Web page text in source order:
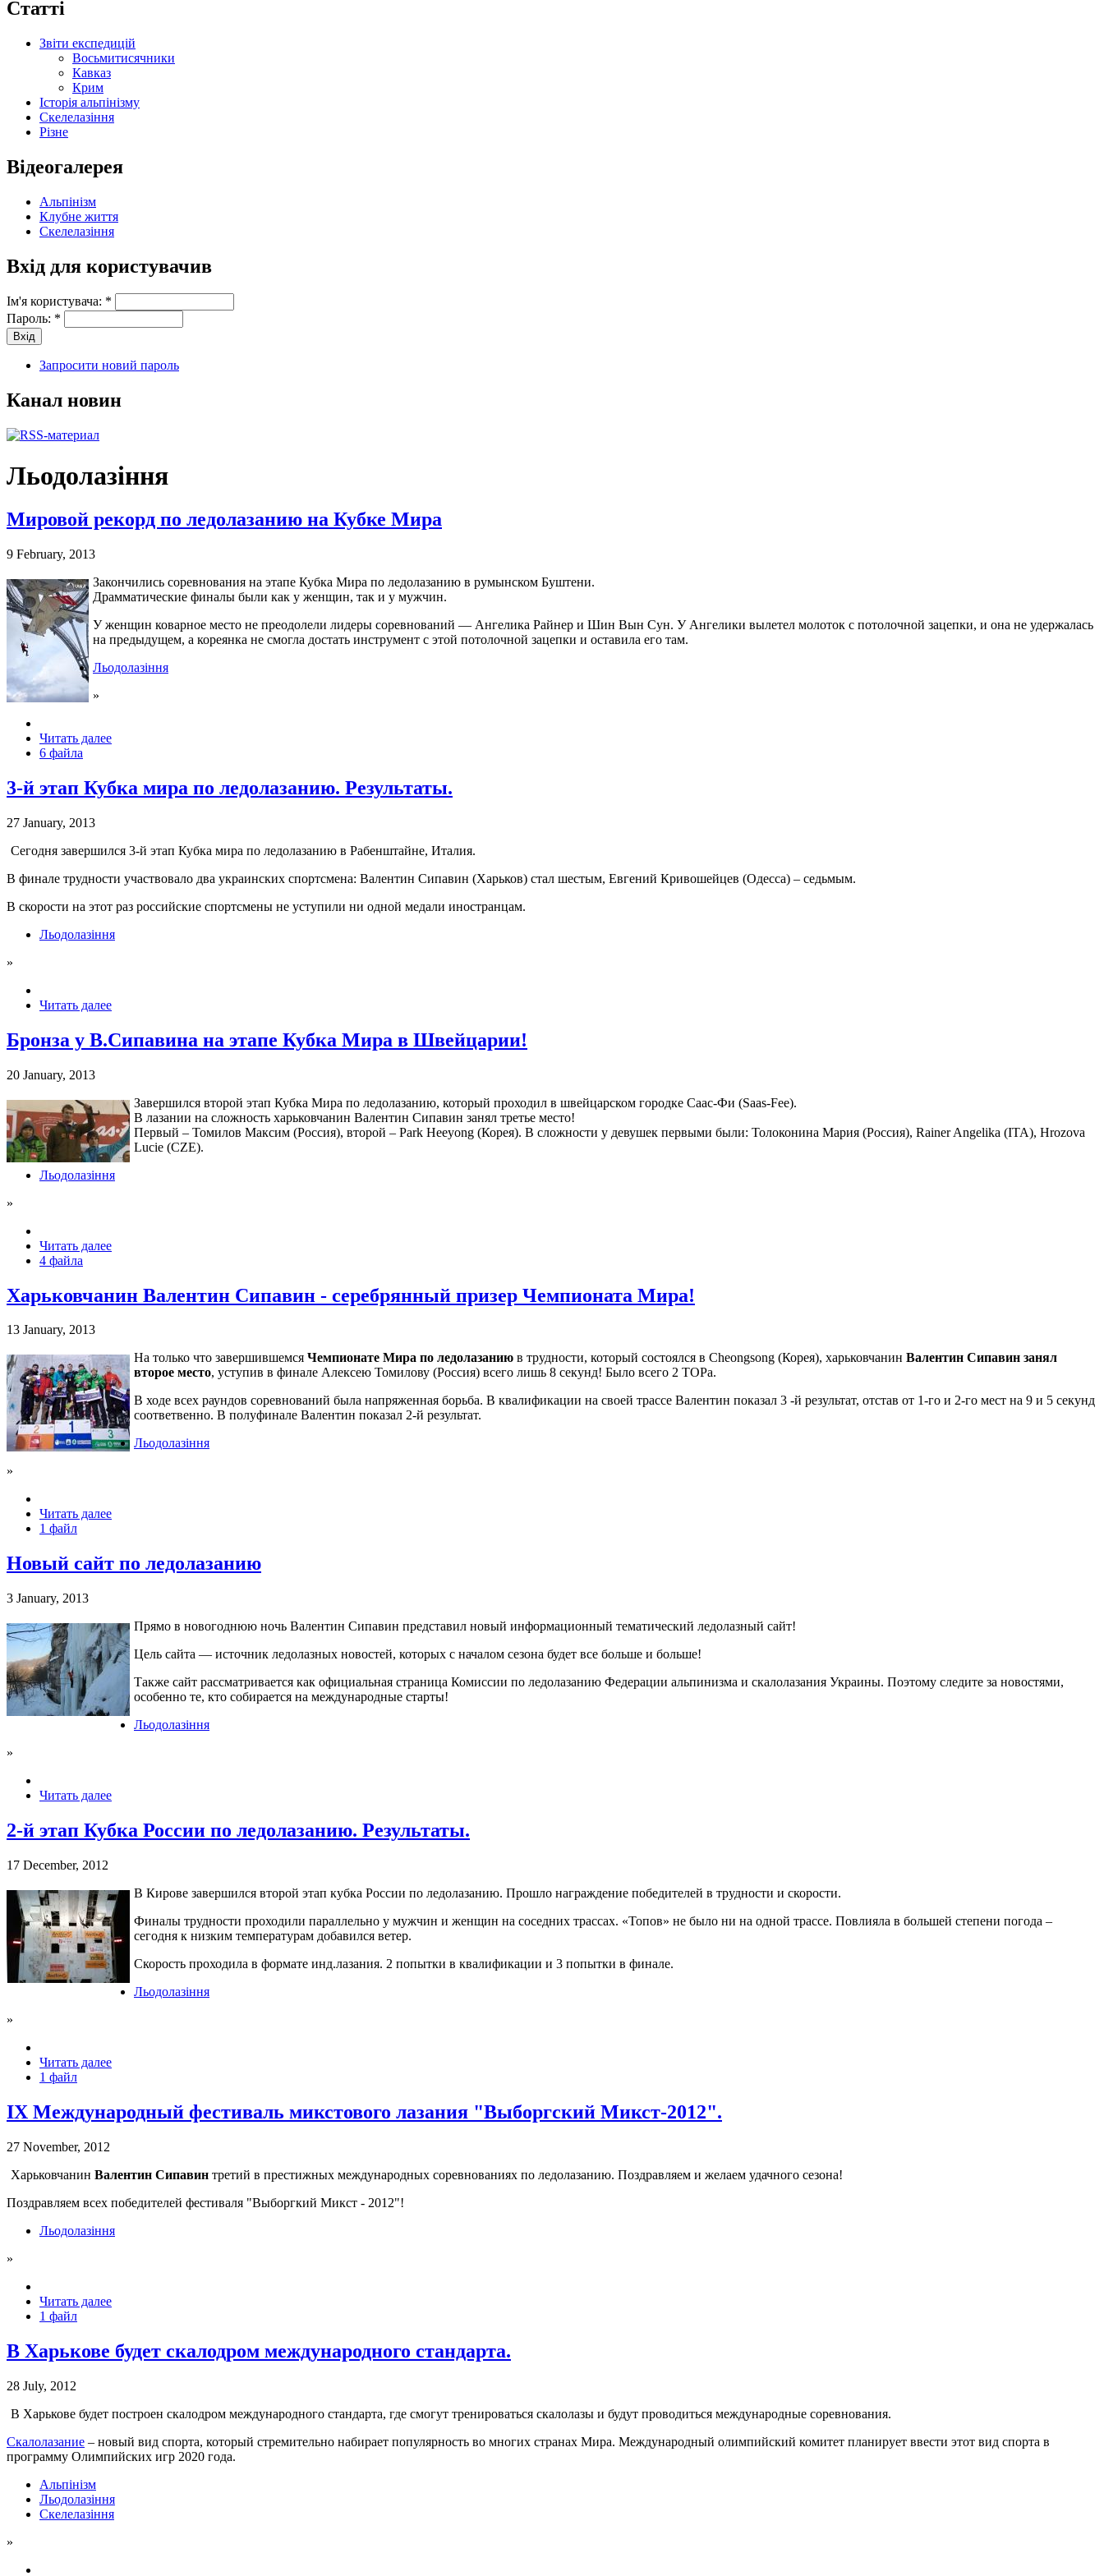
Статті
Звіти експедицій
Восьмитисячники
Кавказ
Крим
Історія альпінізму
Скелелазіння
Різне
Відеогалерея
Альпінізм
Клубне життя
Скелелазіння
Вхід для користувачив
Ім'я користувача: *
Пароль: *
Запросити новий пароль
Канал новин
Льодолазіння
Мировой рекорд по ледолазанию на Кубке Мира
9 February, 2013
Закончились соревнования на этапе Кубка Мира по ледолазанию в румынском Буштени.
Драмматические финалы были как у женщин, так и у мужчин.
У женщин коварное место не преодолели лидеры соревнований — Ангелика Райнер и Шин Вын Сун. У Ангелики вылетел молоток с потолочной зацепки, и она не удержалась
на предыдущем, а кореянка не смогла достать инструмент с этой потолочной зацепки и оставила его там.
Льодолазіння
»
Читать далее
6 файла
3-й этап Кубка мира по ледолазанию. Результаты.
27 January, 2013
Сегодня завершился 3-й этап Кубка мира по ледолазанию в Рабенштайне, Италия.
В финале трудности участвовало два украинских спортсмена: Валентин Сипавин (Харьков) стал шестым, Евгений Кривошейцев (Одесса) – седьмым.
В скорости на этот раз российские спортсмены не уступили ни одной медали иностранцам.
Льодолазіння
»
Читать далее
Бронза у В.Сипавина на этапе Кубка Мира в Швейцарии!
20 January, 2013
Завершился второй этап Кубка Мира по ледолазанию, который проходил в швейцарском городке Саас-Фи (Saas-Fee).
В лазании на сложность харьковчанин Валентин Сипавин занял третье место!
Первый – Томилов Максим (Россия), второй – Park Heeyong (Корея). В сложности у девушек первыми были: Толоконина Мария (Россия), Rainer Angelika (ITA), Hrozova
Lucie (CZE).
Льодолазіння
»
Читать далее
4 файла
Харьковчанин Валентин Сипавин - серебрянный призер Чемпионата Мира!
13 January, 2013
На только что завершившемся Чемпионате Мира по ледолазанию в трудности, который состоялся в Cheongsong (Корея), харьковчанин Валентин Сипавин занял
второе место, уступив в финале Алексею Томилову (Россия) всего лишь 8 секунд! Было всего 2 ТОРа.
В ходе всех раундов соревнований была напряженная борьба. В квалификации на своей трассе Валентин показал 3 -й результат, отстав от 1-го и 2-го мест на 9 и 5 секунд
соответвенно. В полуфинале Валентин показал 2-й результат.
Льодолазіння
»
Читать далее
1 файл
Новый сайт по ледолазанию
3 January, 2013
Прямо в новогоднюю ночь Валентин Сипавин представил новый информационный тематический ледолазный сайт!
Цель сайта — источник ледолазных новостей, которых с началом сезона будет все больше и больше!
Также сайт рассматривается как официальная страница Комиссии по ледолазанию Федерации альпинизма и скалолазания Украины. Поэтому следите за новостями,
особенно те, кто собирается на международные старты!
Льодолазіння
»
Читать далее
2-й этап Кубка России по ледолазанию. Результаты.
17 December, 2012
В Кирове завершился второй этап кубка России по ледолазанию. Прошло награждение победителей в трудности и скорости.
Финалы трудности проходили параллельно у мужчин и женщин на соседних трассах. «Топов» не было ни на одной трассе. Повлияла в большей степени погода –
сегодня к низким температурам добавился ветер.
Скорость проходила в формате инд.лазания. 2 попытки в квалификации и 3 попытки в финале.
Льодолазіння
»
Читать далее
1 файл
IX Международный фестиваль микстового лазания "Выборгский Микст-2012".
27 November, 2012
Харьковчанин Валентин Сипавин третий в престижных международных соревнованиях по ледолазанию. Поздравляем и желаем удачного сезона!
Поздравляем всех победителей фестиваля "Выборгкий Микст - 2012"!
Льодолазіння
»
Читать далее
1 файл
В Харькове будет скалодром международного стандарта.
28 July, 2012
В Харькове будет построен скалодром международного стандарта, где смогут тренироваться скалолазы и будут проводиться международные соревнования.
Скалолазание – новый вид спорта, который стремительно набирает популярность во многих странах Мира. Международный олимпийский комитет планирует ввести этот вид спорта в
программу Олимпийских игр 2020 года.
Альпінізм
Льодолазіння
Скелелазіння
»